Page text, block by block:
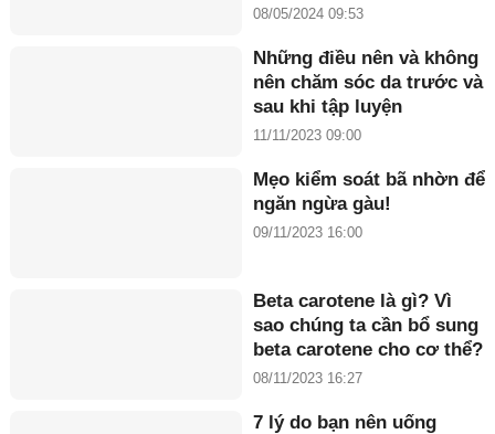
Đồng năm 2024”
08/05/2024 09:53
Những điều nên và không
nên chăm sóc da trước và
sau khi tập luyện
11/11/2023 09:00
Mẹo kiểm soát bã nhờn để
ngăn ngừa gàu!
09/11/2023 16:00
Beta carotene là gì? Vì
sao chúng ta cần bổ sung
beta carotene cho cơ thể?
08/11/2023 16:27
7 lý do bạn nên uống